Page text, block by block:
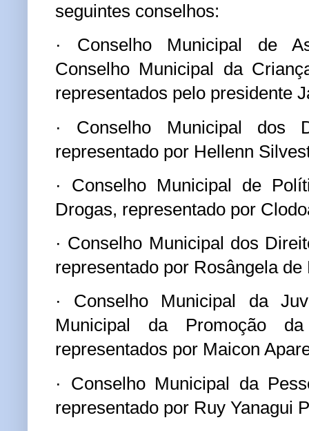
seguintes conselhos:
· Conselho Municipal de
Conselho Municipal da
representados pelo presidente
· Conselho Municipal dos
representado por Hellenn
· Conselho Municipal de
Drogas, representado por
· Conselho Municipal dos
representado por Rosângela de
· Conselho Municipal da
Municipal da Promoção
representados por Maicon
· Conselho Municipal da
representado por Ruy Yanagui